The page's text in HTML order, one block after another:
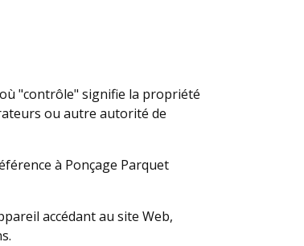
"contrôle" signifie la propriété
ou autre autorité de
à Ponçage Parquet
accédant au site Web,